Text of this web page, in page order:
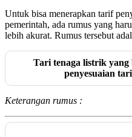
Untuk bisa menerapkan tarif
pemerintah, ada rumus yang
lebih akurat. Rumus tersebut
Tari tenaga listrik
penyesuaian
Keterangan rumus :